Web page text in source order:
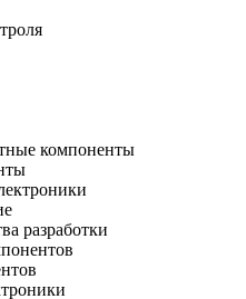
компоненты
разработки